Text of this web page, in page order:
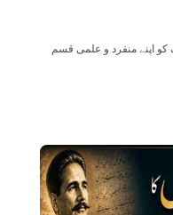
کو اپنے منفرد و علمی قسم